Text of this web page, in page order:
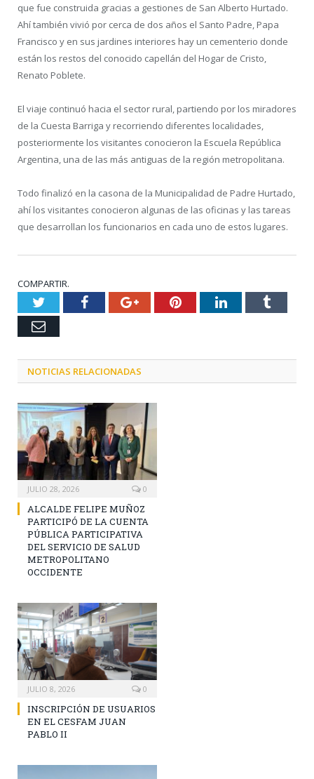
que fue construida gracias a gestiones de San Alberto Hurtado.
Ahí también vivió por cerca de dos años el Santo Padre, Papa
Francisco y en sus jardines interiores hay un cementerio donde
están los restos del conocido capellán del Hogar de Cristo,
Renato Poblete.
El viaje continuó hacia el sector rural, partiendo por los miradores
de la Cuesta Barriga y recorriendo diferentes localidades,
posteriormente los visitantes conocieron la Escuela República
Argentina, una de las más antiguas de la región metropolitana.
Todo finalizó en la casona de la Municipalidad de Padre Hurtado,
ahí los visitantes conocieron algunas de las oficinas y las tareas
que desarrollan los funcionarios en cada uno de estos lugares.
COMPARTIR.
TwitterFacebookGoogle+PinterestLinkedInTumblr
Email
NOTICIAS RELACIONADAS
JULIO 28, 2026 0
ALCALDE FELIPE MUÑOZ
PARTICIPÓ DE LA CUENTA
PÚBLICA PARTICIPATIVA
DEL SERVICIO DE SALUD
METROPOLITANO
OCCIDENTE
JULIO 8, 2026 0
INSCRIPCIÓN DE USUARIOS
EN EL CESFAM JUAN
PABLO II